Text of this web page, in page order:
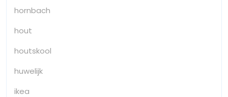
hornbach
hout
houtskool
huwelijk
ikea